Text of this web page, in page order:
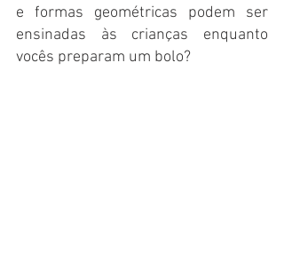
e formas geométricas podem ser
ensinadas às crianças enquanto
vocês preparam um bolo?